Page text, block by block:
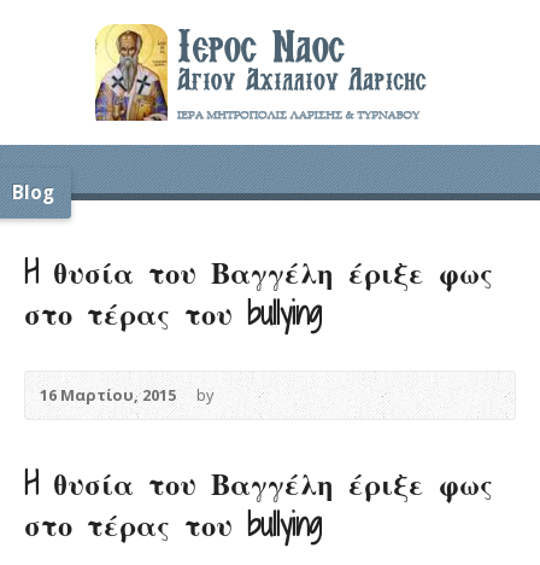
Blog
H θυσία του Βαγγέλη έριξε φως
στο τέρας του bullying
16 Μαρτίου, 2015 by
H θυσία του Βαγγέλη έριξε φως
στο τέρας του bullying